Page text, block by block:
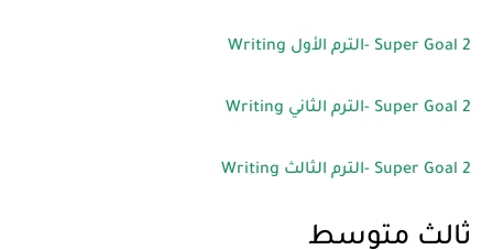
Super Goal 2 -الترم الأول Writing
Super Goal 2 -الترم الثاني Writing
Super Goal 2 -الترم الثالث Writing
ثالث متوسط